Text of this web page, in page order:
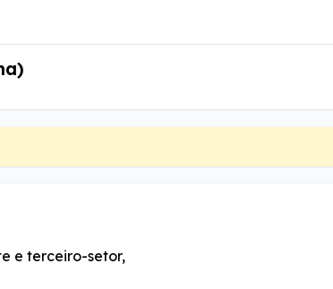
e terceiro-setor,